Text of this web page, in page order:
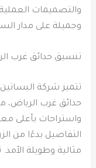
والتصميمات
وجميلة على مدار
تنسيق حدائق غرب
تتميز شركة
حدائق غرب الرياض،
واستراحات بأعلى
التفاصيل بدءًا من
مثالية وطويلة